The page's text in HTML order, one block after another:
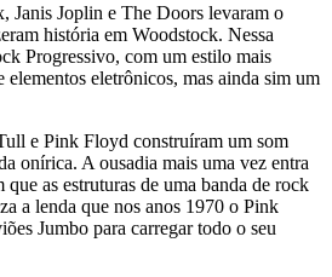
Janis Joplin e The Doors levaram o
história em Woodstock. Nessa
Progressivo, com um estilo mais
eletrônicos, mas ainda sim um
e Pink Floyd construíram um som
onírica. A ousadia mais uma vez entra
que as estruturas de uma banda de rock
a lenda que nos anos 1970 o Pink
Jumbo para carregar todo o seu